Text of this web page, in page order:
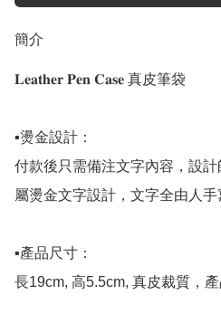
簡介
𝐋𝐞𝐚𝐭𝐡𝐞𝐫 𝐏𝐞𝐧 𝐂𝐚𝐬𝐞 真皮筆袋
▪️燙金設計：
付款後只需備注文字內容，設
屬燙金文字設計，文字全由人手
▪️產品尺寸：
長19cm, 高5.5cm, 真皮裁質，